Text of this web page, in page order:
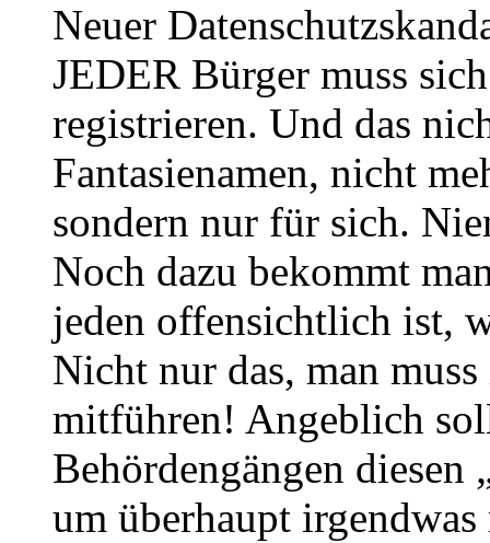
Neuer
JEDER Bürger muss
registrieren. Und das
Fantasienamen, nicht
sondern nur für sich.
Noch dazu bekommt
jeden offensichtlich ist,
Nicht nur das, man
mitführen! Angeblich
Behördengängen diesen
um überhaupt